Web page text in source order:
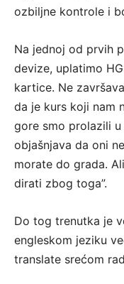
ozbiljne kontrole i
Na jednoj od prvih
devize, uplatimo
kartice. Ne
da je kurs koji nam
gore smo prolazili
objašnjava da oni
morate do grada.
dirati zbog toga”.
Do tog trenutka je
engleskom jeziku
translate srećom